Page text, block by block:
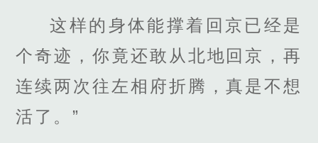
这样的身体能撑着回京已经是
个奇迹，你竟还敢从北地回京，再
连续两次往左相府折腾，真是不想
活了。”